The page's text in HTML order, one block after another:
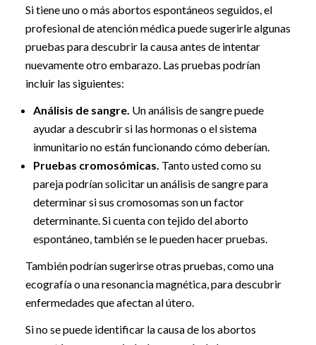
Si tiene uno o más abortos espontáneos seguidos, el
profesional de atención médica puede sugerirle algunas
pruebas para descubrir la causa antes de intentar
nuevamente otro embarazo. Las pruebas podrían
incluir las siguientes:
Análisis de sangre. Un análisis de sangre puede
ayudar a descubrir si las hormonas o el sistema
inmunitario no están funcionando cómo deberían.
Pruebas cromosómicas. Tanto usted como su
pareja podrían solicitar un análisis de sangre para
determinar si sus cromosomas son un factor
determinante. Si cuenta con tejido del aborto
espontáneo, también se le pueden hacer pruebas.
También podrían sugerirse otras pruebas, como una
ecografía o una resonancia magnética, para descubrir
enfermedades que afectan al útero.
Si no se puede identificar la causa de los abortos